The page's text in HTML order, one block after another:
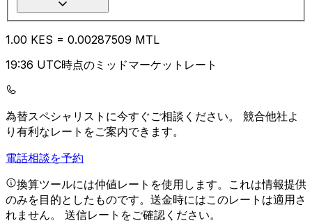
1.00 KES = 0.00287509 MTL
19:36 UTC時点のミッドマーケットレート
為替スペシャリストに今すぐご相談ください。 競合他社よ
り有利なレートをご案内できます。
電話相談を予約
換算ツールには仲値レートを使用します。これは情報提供
のみを目的としたものです。送金時にはこのレートは適用さ
れません。 送信レートをご確認ください。